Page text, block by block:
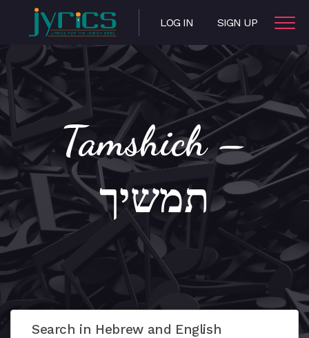
LOG IN SIGN UP
Tamshich –
תמשיך
Search in Hebrew and English